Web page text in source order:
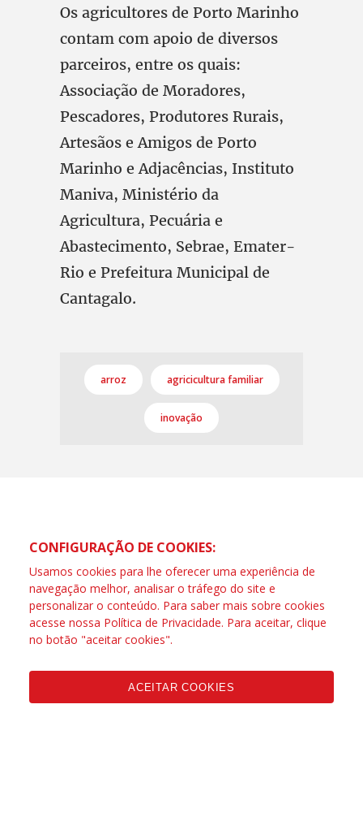
Os agricultores de Porto Marinho
contam com apoio de diversos
parceiros, entre os quais:
Associação de Moradores,
Pescadores, Produtores Rurais,
Artesãos e Amigos de Porto
Marinho e Adjacências, Instituto
Maniva, Ministério da
Agricultura, Pecuária e
Abastecimento, Sebrae, Emater-
Rio e Prefeitura Municipal de
Cantagalo.
arroz agricicultura familiar
inovação
CONFIGURAÇÃO DE COOKIES:
Usamos cookies para lhe oferecer uma experiência de
navegação melhor, analisar o tráfego do site e
personalizar o conteúdo. Para saber mais sobre cookies
acesse nossa Política de Privacidade. Para aceitar, clique
no botão "aceitar cookies".
ACEITAR COOKIES